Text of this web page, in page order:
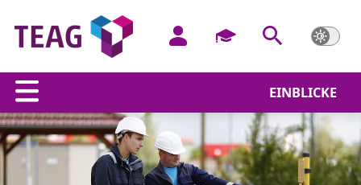
EINBLICKE